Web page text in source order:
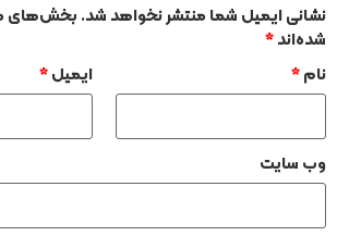
نشانی ایمیل شما منتشر نخواهد شد.بخش‌های
شده‌اند*
نام* ایمیل*
وب‌ سایت